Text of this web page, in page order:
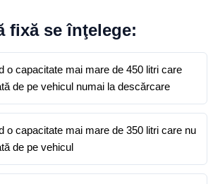
fixă se înţelege:
o capacitate mai mare de 450 litri care
de pe vehicul numai la descărcare
o capacitate mai mare de 350 litri care nu
de pe vehicul